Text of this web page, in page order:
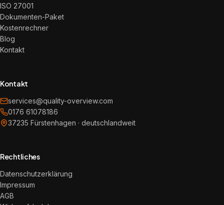
ISO 27001
Dokumenten-Paket
Kostenrechner
Blog
Kontakt
Kontakt
services@quality-overview.com
0176 61078186
37235 Fürstenhagen · deutschlandweit
Rechtliches
Datenschutzerklärung
Impressum
AGB